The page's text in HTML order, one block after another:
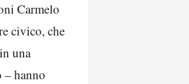
Carmelo
civico, che
una
– hanno